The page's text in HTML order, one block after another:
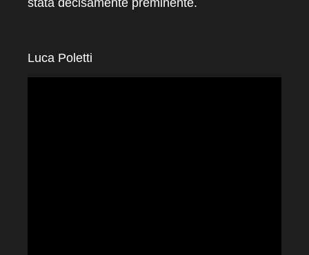
stata decisamente preminente.
Luca Poletti